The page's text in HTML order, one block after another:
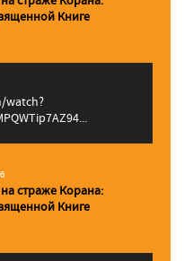
Книге
watch?
страже Корана:
Книге